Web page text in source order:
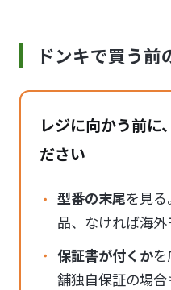
ドンキで買う前
レジに向かう前に
ださい
型番の末尾を見
品、なければ海外
保証書が付くか
舗独自保証の場合